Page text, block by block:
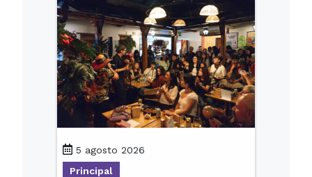
5 agosto 2026
Principal